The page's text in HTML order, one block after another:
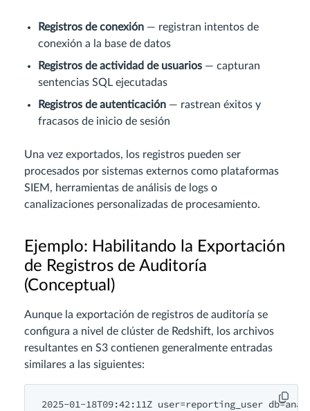
Registros de conexión — registran intentos de
conexión a la base de datos
Registros de actividad de usuarios — capturan
sentencias SQL ejecutadas
Registros de autenticación — rastrean éxitos y
fracasos de inicio de sesión
Una vez exportados, los registros pueden ser
procesados por sistemas externos como plataformas
SIEM, herramientas de análisis de logs o
canalizaciones personalizadas de procesamiento.
Ejemplo: Habilitando la Exportación
de Registros de Auditoría
(Conceptual)
Aunque la exportación de registros de auditoría se
configura a nivel de clúster de Redshift, los archivos
resultantes en S3 contienen generalmente entradas
similares a las siguientes: